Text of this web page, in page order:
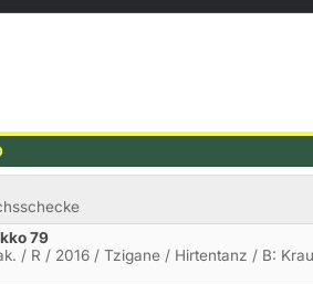
79
/ R / 2016 / Tzigane / Hirtentanz / B: